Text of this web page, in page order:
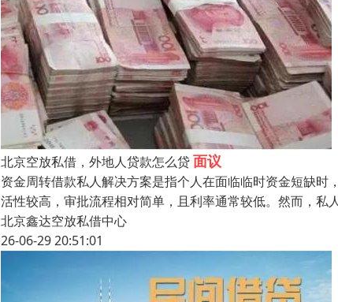
北京空放私借，外地人贷款怎么贷面议
资金周转借款私人解决方案是指个人在面临临时资金短缺
活性较高，审批流程相对简单，且利率通常较低。然而，
北京鑫达空放私借中心
26-06-29 20:51:01